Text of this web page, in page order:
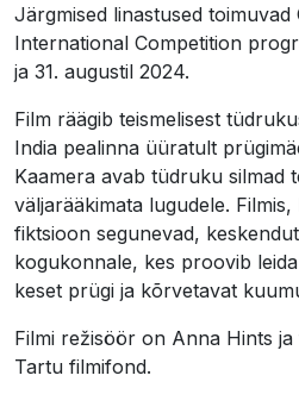
Järgmised linastused toimuvad
International Competition
ja 31. augustil 2024.
Film räägib teismelisest
India pealinna üüratult
Kaamera avab tüdruku silmad
väljarääkimata lugudele.
fiktsioon segunevad,
kogukonnale, kes proovib
keset prügi ja kõrvetavat
Filmi režisöör on Anna Hints
Tartu filmifond.